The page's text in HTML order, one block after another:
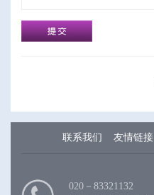
联系我们 友情链接
020－83321132